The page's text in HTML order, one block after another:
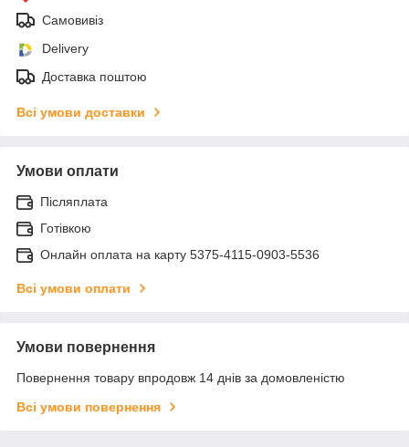
Самовивіз
Delivery
Доставка поштою
Всі умови доставки
Умови оплати
Післяплата
Готівкою
Онлайн оплата на карту 5375-4115-0903-5536
Всі умови оплати
Умови повернення
Повернення товару впродовж 14 днів за домовленістю
Всі умови повернення